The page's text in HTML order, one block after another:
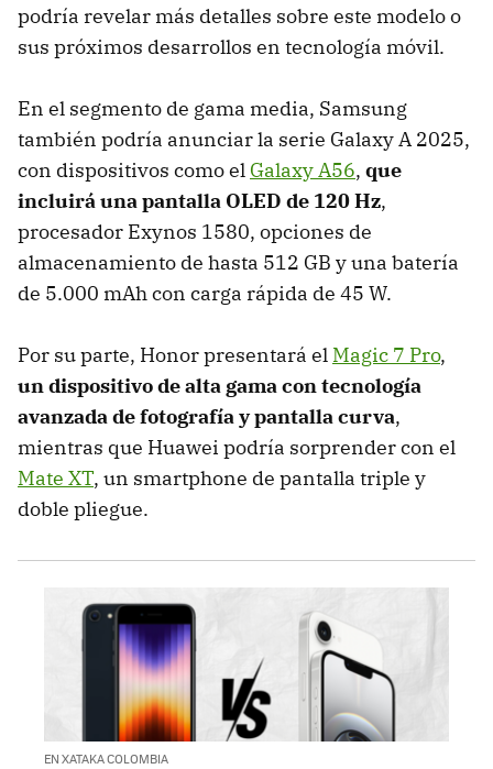
podría revelar más detalles sobre este modelo o
sus próximos desarrollos en tecnología móvil.
En el segmento de gama media, Samsung
también podría anunciar la serie Galaxy A 2025,
con dispositivos como el Galaxy A56, que
incluirá una pantalla OLED de 120 Hz,
procesador Exynos 1580, opciones de
almacenamiento de hasta 512 GB y una batería
de 5.000 mAh con carga rápida de 45 W.
Por su parte, Honor presentará el Magic 7 Pro,
un dispositivo de alta gama con tecnología
avanzada de fotografía y pantalla curva,
mientras que Huawei podría sorprender con el
Mate XT, un smartphone de pantalla triple y
doble pliegue.
EN XATAKA COLOMBIA